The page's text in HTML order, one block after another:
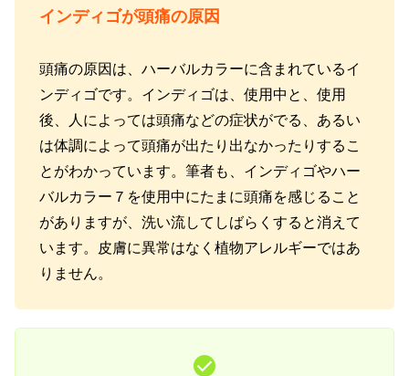
インディゴが頭痛の原因
頭痛の原因は、ハーバルカラーに含まれているイ
ンディゴです。インディゴは、使用中と、使用
後、人によっては頭痛などの症状がでる、あるい
は体調によって頭痛が出たり出なかったりするこ
とがわかっています。筆者も、インディゴやハー
バルカラー７を使用中にたまに頭痛を感じること
がありますが、洗い流してしばらくすると消えて
います。皮膚に異常はなく植物アレルギーではあ
りません。